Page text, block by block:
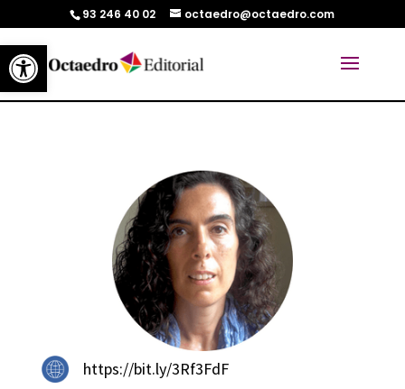
Abrir barra de herramientas
93 246 40 02 octaedro@octaedro.com
https://bit.ly/3Rf3FdF